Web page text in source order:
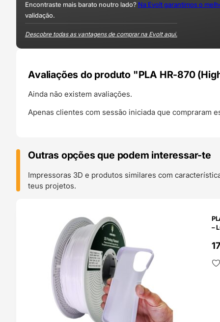
Encontraste mais barato noutro lado? Na Evolt garantimos o
validação.
Descobre todas as vantagens de comprar na Evolt aqui.
Avaliações do produto "PLA HR-870
Ainda não existem avaliações.
Apenas clientes com sessão iniciada que compraram
Outras opções que podem interessar-te
Impressoras 3D e produtos similares com
teus projetos.
–